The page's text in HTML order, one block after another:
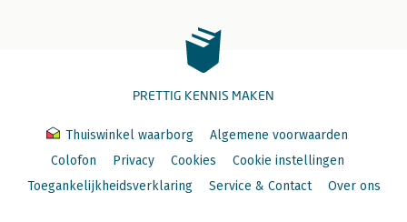
PRETTIG KENNIS MAKEN
Thuiswinkel waarborg
Algemene voorwaarden
Colofon
Privacy Cookies
Cookie instellingen
Toegankelijkheidsverklaring
Service & Contact Over ons